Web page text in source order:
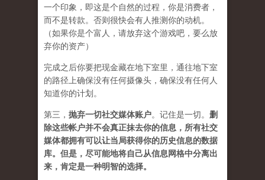
一个印象，即这是个自然的过程，你是消费者，
而不是转款。否则很快会有人推测你的动机。
（如果你是个富人，请放弃这个游戏吧，要么放
弃你的资产）
完成之后你要把现金藏在地下室里，通往地下室
的路径上确保没有任何摄像头，确保没有任何人
知道你的计划。
第三， 抛弃一切社交媒体账户。记住是一切。 删
除这些帐户并不会真正抹去你的信息，所有社交
媒体都拥有可以让当局获得你的历史信息的数据
库。但是，尽可能地将自己从信息网格中分离出
来，肯定是一种明智的选择。